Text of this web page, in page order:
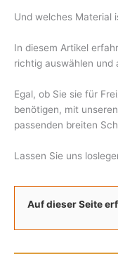
Und welches Material
In diesem Artikel
richtig auswählen und
Egal, ob Sie sie für
benötigen, mit
passenden breiten
Lassen Sie uns
Auf dieser Seite